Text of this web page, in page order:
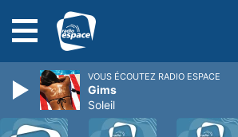
VOUS ÉCOUTEZ RADIO ESPACE
Gims
Soleil